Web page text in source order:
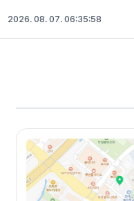
2026. 08. 07. 06:35:59